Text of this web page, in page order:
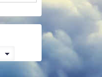
增
高